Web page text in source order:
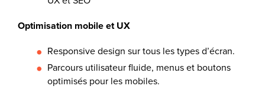
Optimisation mobile et UX
Responsive design sur tous les types d’écran.
Parcours utilisateur fluide, menus et boutons
optimisés pour les mobiles.